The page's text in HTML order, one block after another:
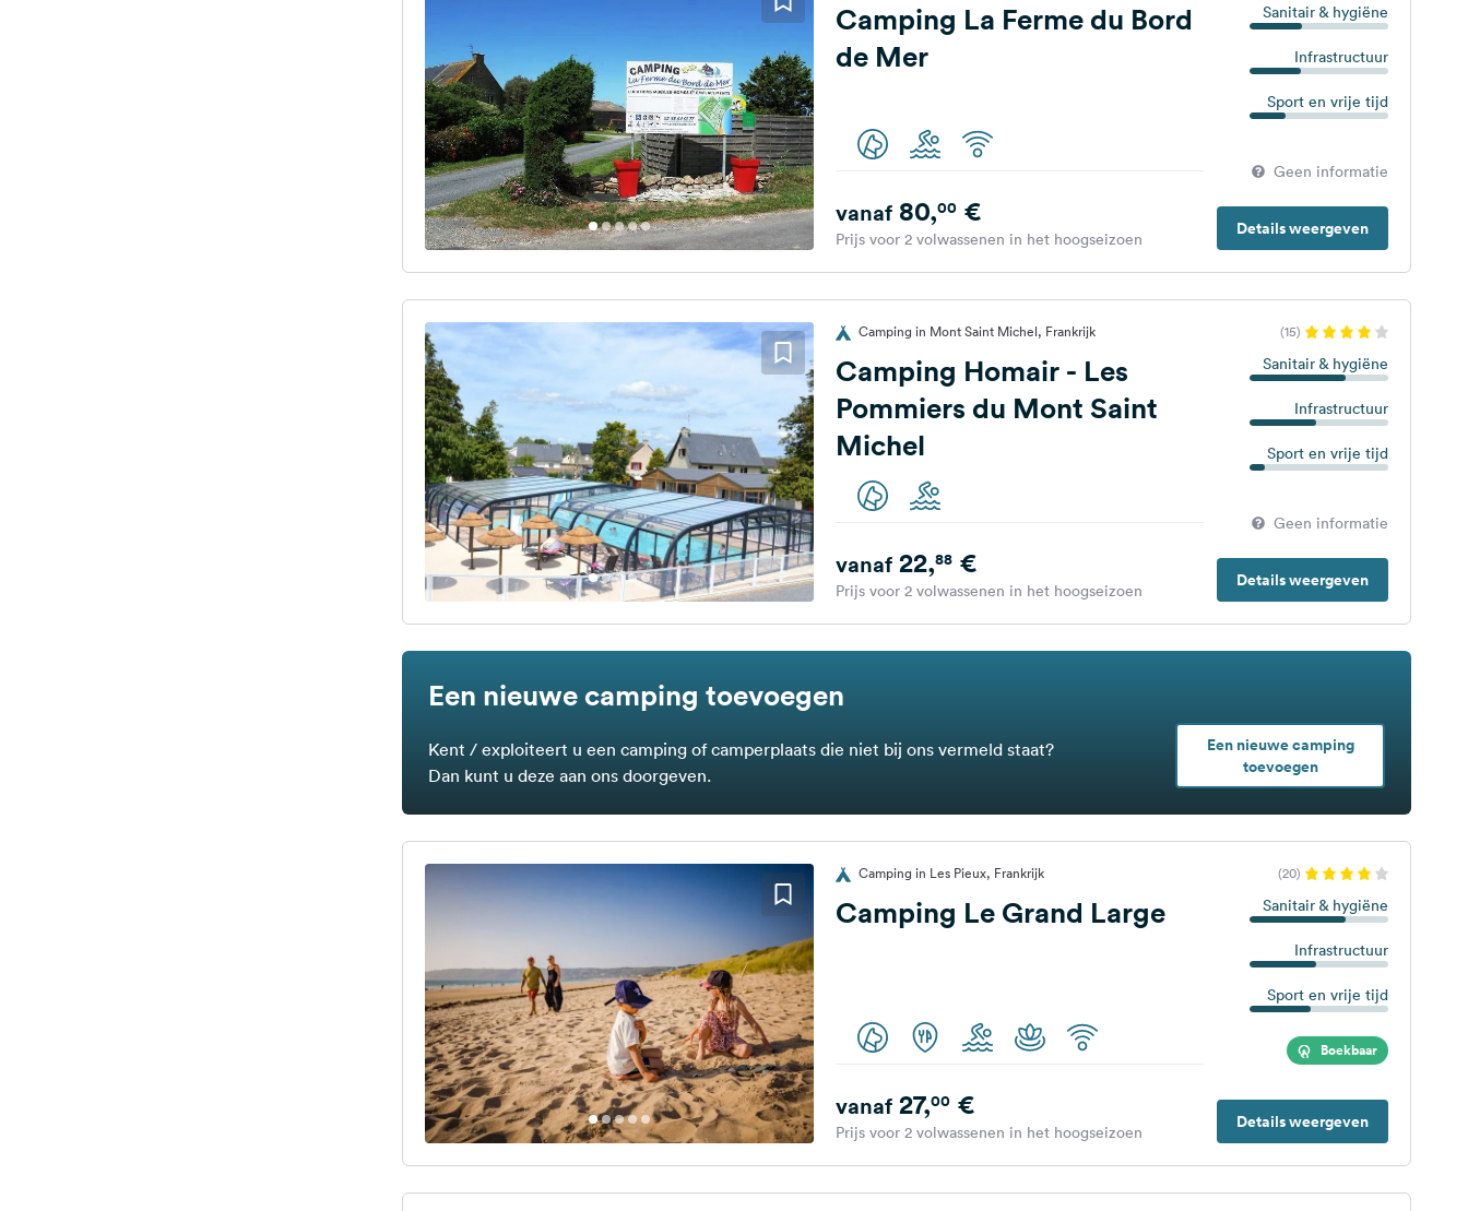
Camping La Ferme du Bord
de Mer
Sanitair & hygiëne
Infrastructuur
Sport en vrije tijd
Geen informatie
Details weergeven
vanaf80,00€
Prijs voor 2 volwassenen in het hoogseizoen
Camping in Mont Saint Michel, Frankrijk (15)
Camping Homair - Les
Pommiers du Mont Saint
Michel
Sanitair & hygiëne
Infrastructuur
Sport en vrije tijd
Geen informatie
Details weergeven
vanaf22,88€
Prijs voor 2 volwassenen in het hoogseizoen
Een nieuwe camping toevoegen
Kent / exploiteert u een camping of camperplaats die niet bij ons vermeld staat?
Dan kunt u deze aan ons doorgeven.
Een nieuwe camping
toevoegen
Camping in Les Pieux, Frankrijk (20)
Camping Le Grand Large Sanitair & hygiëne
Infrastructuur
Sport en vrije tijd
Boekbaar
Details weergeven
vanaf27,00€
Prijs voor 2 volwassenen in het hoogseizoen